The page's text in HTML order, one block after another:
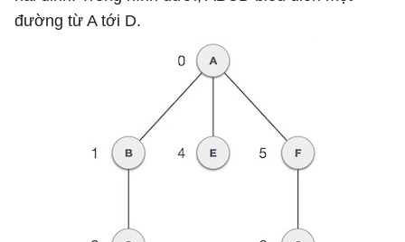
đường từ A tới D.